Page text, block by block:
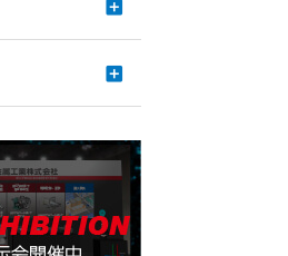
add_box
add_box